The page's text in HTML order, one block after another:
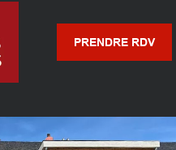
PRENDRE RDV